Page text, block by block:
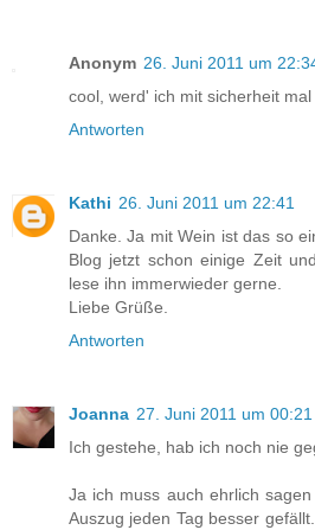
Anonym 26. Juni 2011 um
cool, werd' ich mit sicherheit
Antworten
Kathi 26. Juni 2011 um 22:41
Danke. Ja mit Wein ist das so
Blog jetzt schon einige Zeit
lese ihn immerwieder gerne.
Liebe Grüße.
Antworten
Joanna 27. Juni 2011 um 00:21
Ich gestehe, hab ich noch nie
Ja ich muss auch ehrlich
Auszug jeden Tag besser